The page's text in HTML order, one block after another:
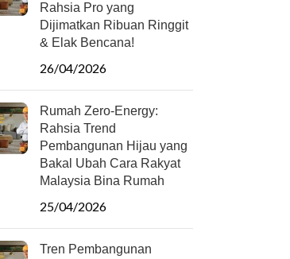
Rahsia Pro yang
Dijimatkan Ribuan Ringgit
& Elak Bencana!
26/04/2026
Rumah Zero-Energy:
Rahsia Trend
Pembangunan Hijau yang
Bakal Ubah Cara Rakyat
Malaysia Bina Rumah
25/04/2026
Tren Pembangunan